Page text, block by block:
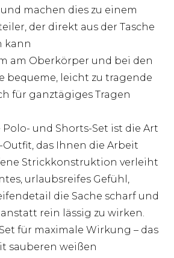
machen dies zu einem
der direkt aus der Tasche
kann
am Oberkörper und bei den
bequeme, leicht zu tragende
für ganztägiges Tragen
Polo- und Shorts-Set ist die Art
das Ihnen die Arbeit
Strickkonstruktion verleiht
urlaubsreifes Gefühl,
die Sache scharf und
rein lässig zu wirken.
für maximale Wirkung – das
sauberen weißen